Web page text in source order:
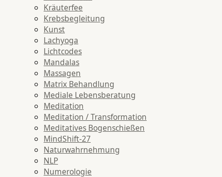
Kräuterfee
Krebsbegleitung
Kunst
Lachyoga
Lichtcodes
Mandalas
Massagen
Matrix Behandlung
Mediale Lebensberatung
Meditation
Meditation / Transformation
Meditatives Bogenschießen
MindShift-27
Naturwahrnehmung
NLP
Numerologie